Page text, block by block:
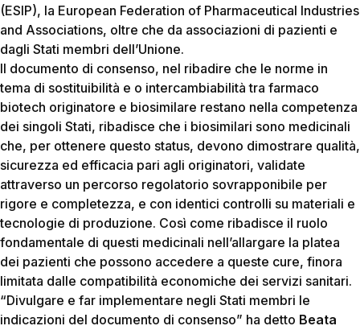
(ESIP), la European Federation of Pharmaceutical Industries
and Associations, oltre che da associazioni di pazienti e
dagli Stati membri dell’Unione.
Il documento di consenso, nel ribadire che le norme in
tema di sostituibilità e o intercambiabilità tra farmaco
biotech originatore e biosimilare restano nella competenza
dei singoli Stati, ribadisce che i biosimilari sono medicinali
che, per ottenere questo status, devono dimostrare qualità,
sicurezza ed efficacia pari agli originatori, validate
attraverso un percorso regolatorio sovrapponibile per
rigore e completezza, e con identici controlli su materiali e
tecnologie di produzione. Così come ribadisce il ruolo
fondamentale di questi medicinali nell’allargare la platea
dei pazienti che possono accedere a queste cure, finora
limitata dalle compatibilità economiche dei servizi sanitari.
“Divulgare e far implementare negli Stati membri le
indicazioni del documento di consenso” ha detto Beata